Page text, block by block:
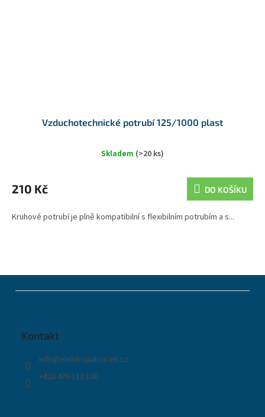
Vzduchotechnické potrubí 125/1000 plast
Skladem (>20 ks)
210 Kč DO KOŠÍKU
Kruhové potrubí je plně kompatibilní s flexibilním potrubím a s...
Kontakt
info@elektropaloucek.cz
+420 476 112 100